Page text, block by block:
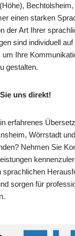
einen starken
der Art Ihrer
sind individuell
um Ihre
gestalten.
uns direkt!
erfahrenes
Wörrstadt
Nehmen Sie
sprachlichen
sorgen für